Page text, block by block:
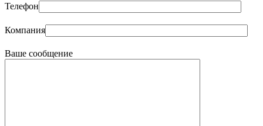
Телефон
Компания
Ваше сообщение